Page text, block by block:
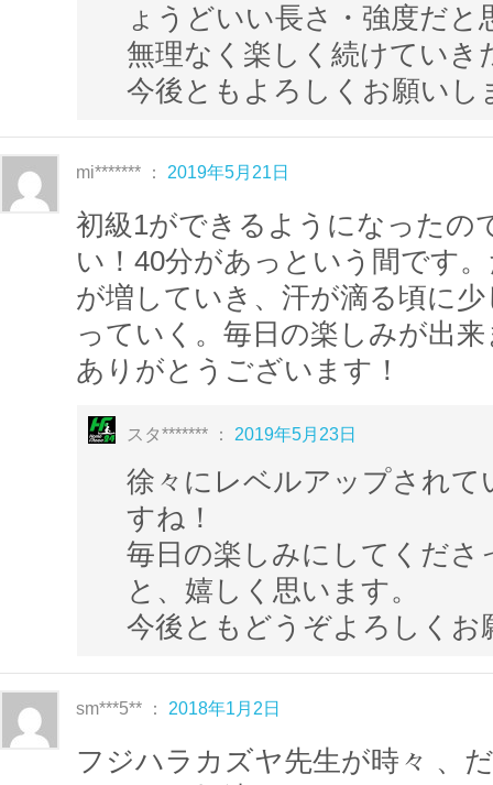
エアロビクスの振付は、基本的に32カウン
8カウントずつで動きがかわり、それぞれ
※こちらのレッスンでは、「初級エアロ
級エアロVol.3＝2ブロック」として公開し
～エアロビクスとダンスの違い～
エアロビクスは有酸素運動を通じて 「健康
ットネス）」 が目的です。
一見ヒップホップやベリーダンスなどと同
ウォーミングアップから常に動き続けるこ
化しながら完成形を目指すことなどが大き
上半身の動きも多くテンポの良い曲に合わ
最も脂肪燃焼しやすい有酸素運動
レベルアップするにつれ難易度も強度も高
まずは約40分の有酸素運動に慣れるところ
さいね。
こちらのシリーズは、
ょうどいい長さ・強度だと
無理なく楽しく続けていき
今後ともよろしくお願いし
mi******* ： 2019年5月21日
初級1ができるようになったの
い！40分があっという間です
が増していき、汗が滴る頃に
っていく。毎日の楽しみが出
ありがとうございます！
スタ******* ： 2019年5月23日
徐々にレベルアップされて
すね！
毎日の楽しみにしてくださ
と、嬉しく思います。
今後ともどうぞよろしくお
sm***5** ： 2018年1月2日
フジハラカズヤ先生が時々 、